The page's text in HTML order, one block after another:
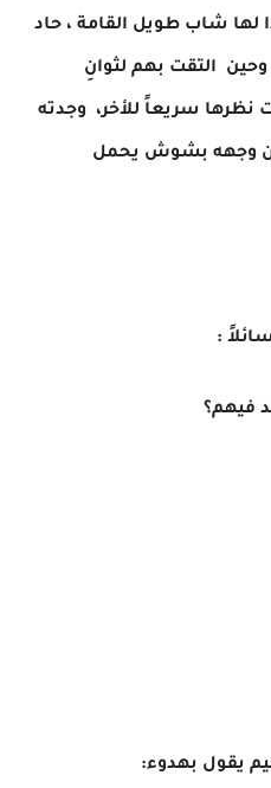
لها شاب طويل القامة ، حاد
التقت بهم لثوانِ
سريعاً للأخر، وجدته
وجهه بشوش يحمل
:
فيهم؟
يقول بهدوء: